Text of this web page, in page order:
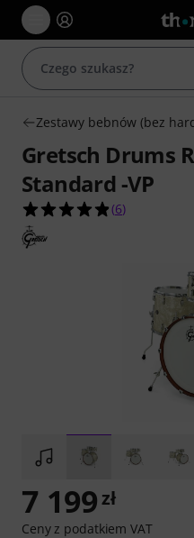
Zestawy bebnów (bez
Gretsch Drums
Standard -VP
4.8 na 5
(6)
7 199zł
Ceny z podatkiem VAT